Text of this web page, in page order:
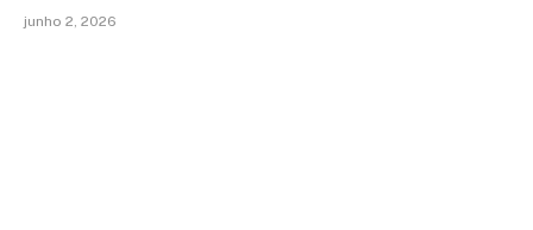
junho 2, 2026